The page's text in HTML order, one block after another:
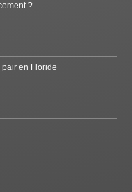
?
pair en Floride